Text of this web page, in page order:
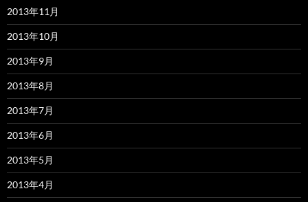
2013年11月
2013年10月
2013年9月
2013年8月
2013年7月
2013年6月
2013年5月
2013年4月